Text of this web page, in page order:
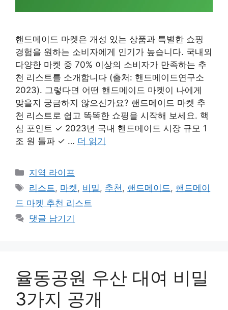
핸드메이드 마켓은 개성 있는 상품과 특별한 쇼핑
경험을 원하는 소비자에게 인기가 높습니다. 국내외
다양한 마켓 중 70% 이상의 소비자가 만족하는 추
천 리스트를 소개합니다 (출처: 핸드메이드연구소
2023). 그렇다면 어떤 핸드메이드 마켓이 나에게
맞을지 궁금하지 않으신가요? 핸드메이드 마켓 추
천 리스트로 쉽고 똑똑한 쇼핑을 시작해 보세요. 핵
심 포인트 ✓ 2023년 국내 핸드메이드 시장 규모 1
조 원 돌파 ✓ … 더 읽기
카
테
고
리
지역 라이프
태
그
리스트 , 마켓 , 비밀 , 추천 , 핸드메이드 , 핸드메이
드 마켓 추천 리스트
댓글 남기기
율동공원 우산 대여 비밀
3가지 공개